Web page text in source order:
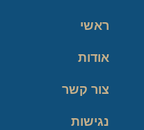
ראשי
אודות
צור קשר
נגישות